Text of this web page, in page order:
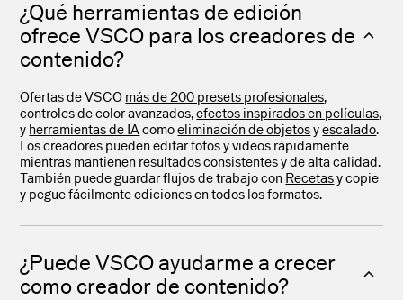
¿Qué herramientas de edición
ofrece VSCO para los creadores de
contenido?
Ofertas de VSCO más de 200 presets profesionales,
controles de color avanzados,efectos inspirados en películas,
y herramientas de IAcomoeliminación de objetosyescalado.
Los creadores pueden editar fotos y videos rápidamente
mientras mantienen resultados consistentes y de alta calidad.
También puede guardar flujos de trabajo con Recetasy copie
y pegue fácilmente ediciones en todos los formatos.
¿Puede VSCO ayudarme a crecer
como creador de contenido?